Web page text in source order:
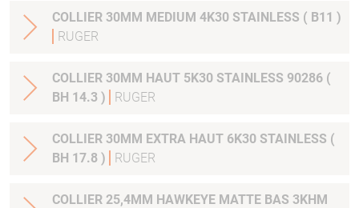
COLLIER 30MM MEDIUM 4K30 STAINLESS ( B11 )
RUGER
COLLIER 30MM HAUT 5K30 STAINLESS 90286 (
BH 14.3 )
RUGER
COLLIER 30MM EXTRA HAUT 6K30 STAINLESS (
BH 17.8 )
RUGER
COLLIER 25,4MM HAWKEYE MATTE BAS 3KHM